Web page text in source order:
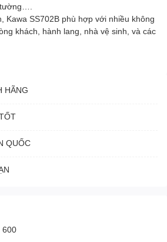
Kawa SS702B phù hợp với nhiều không
khách, hành lang, nhà vệ sinh, và các
HÃNG
QUỐC
600